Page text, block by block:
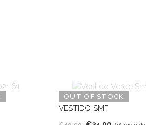
OUT OF STOCK
VESTIDO SMF